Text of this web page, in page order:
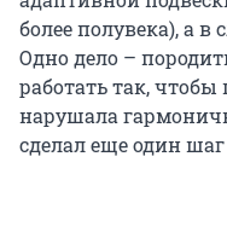
более полувека), а в
Одно дело –
работать так,
нарушала
сделал еще один